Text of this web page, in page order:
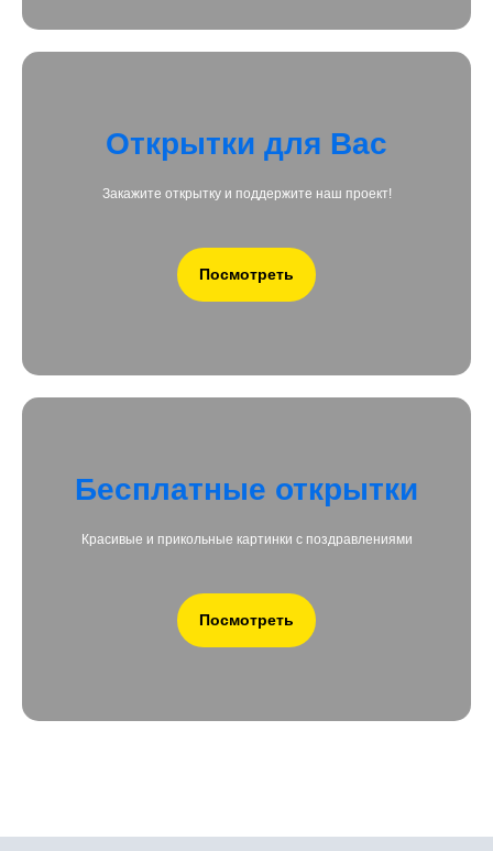
Открытки для Вас
Закажите открытку и поддержите наш проект!
Посмотреть
Бесплатные открытки
Красивые и прикольные картинки с поздравлениями
Посмотреть